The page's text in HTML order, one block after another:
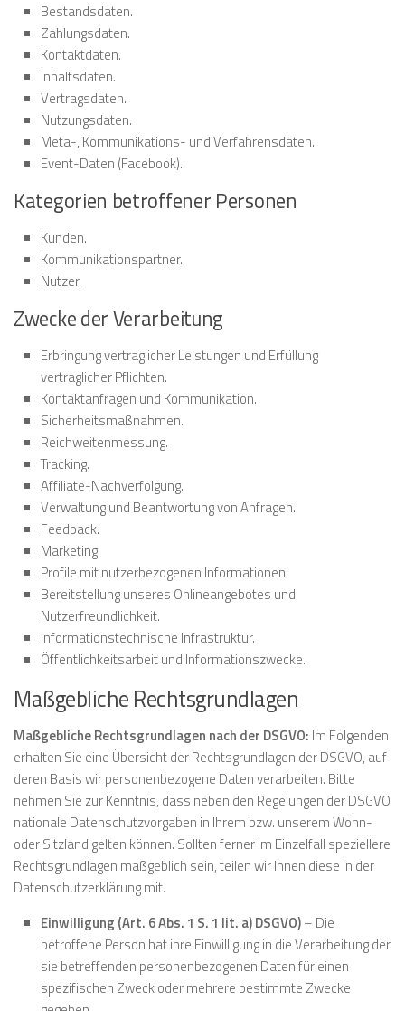
Bestandsdaten.
Zahlungsdaten.
Kontaktdaten.
Inhaltsdaten.
Vertragsdaten.
Nutzungsdaten.
Meta-, Kommunikations- und Verfahrensdaten.
Event-Daten (Facebook).
Kategorien betroffener Personen
Kunden.
Kommunikationspartner.
Nutzer.
Zwecke der Verarbeitung
Erbringung vertraglicher Leistungen und Erfüllung
vertraglicher Pflichten.
Kontaktanfragen und Kommunikation.
Sicherheitsmaßnahmen.
Reichweitenmessung.
Tracking.
Affiliate-Nachverfolgung.
Verwaltung und Beantwortung von Anfragen.
Feedback.
Marketing.
Profile mit nutzerbezogenen Informationen.
Bereitstellung unseres Onlineangebotes und
Nutzerfreundlichkeit.
Informationstechnische Infrastruktur.
Öffentlichkeitsarbeit und Informationszwecke.
Maßgebliche Rechtsgrundlagen
Maßgebliche Rechtsgrundlagen nach der DSGVO: Im Folgenden
erhalten Sie eine Übersicht der Rechtsgrundlagen der DSGVO, auf
deren Basis wir personenbezogene Daten verarbeiten. Bitte
nehmen Sie zur Kenntnis, dass neben den Regelungen der DSGVO
nationale Datenschutzvorgaben in Ihrem bzw. unserem Wohn-
oder Sitzland gelten können. Sollten ferner im Einzelfall speziellere
Rechtsgrundlagen maßgeblich sein, teilen wir Ihnen diese in der
Datenschutzerklärung mit.
Einwilligung (Art. 6 Abs. 1 S. 1 lit. a) DSGVO)– Die
betroffene Person hat ihre Einwilligung in die Verarbeitung der
sie betreffenden personenbezogenen Daten für einen
spezifischen Zweck oder mehrere bestimmte Zwecke